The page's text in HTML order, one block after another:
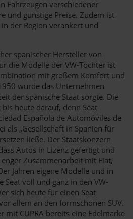
Fahrzeugen verschiedener
und günstige Preise. Zudem ist
der Region verankert und
spanischer Hersteller von
die Modelle der VW-Tochter ist
mit großem Komfort und
wurde das Unternehmen
der spanische Staat sorgte. Die
heute darauf, denn Seat
Española de Automóviles de
als „Gesellschaft in Spanien für
ließe. Der Staatskonzern
Autos in Lizenz gefertigt und
Zusammenarbeit mit Fiat,
Jahren eigene Modelle und in
Seat voll und ganz in den VW-
sich heute für einen Seat
allem an den formschönen SUV.
mit CUPRA bereits eine Edelmarke